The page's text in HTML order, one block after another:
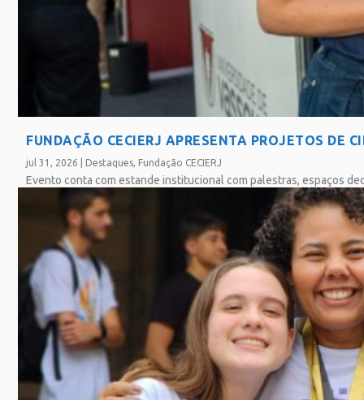
FUNDAÇÃO CECIERJ APRESENTA PROJETOS DE
jul 31, 2026 Destaques, Fundação CECIERJ
Evento conta com estande institucional com palestras, espaços
SAIBA MAIS